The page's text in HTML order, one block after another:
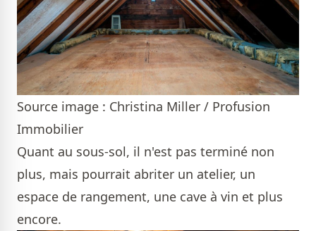
Source image : Christina Miller / Profusion
Immobilier
Quant au sous-sol, il n'est pas terminé non
plus, mais pourrait abriter un atelier, un
espace de rangement, une cave à vin et plus
encore.